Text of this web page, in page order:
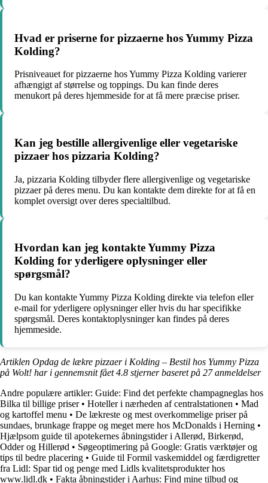
Hvad er priserne for pizzaerne hos Yummy Pizza
Kolding?
Prisniveauet for pizzaerne hos Yummy Pizza Kolding varierer
afhængigt af størrelse og toppings. Du kan finde deres
menukort på deres hjemmeside for at få mere præcise priser.
Kan jeg bestille allergivenlige eller vegetariske
pizzaer hos pizzaria Kolding?
Ja, pizzaria Kolding tilbyder flere allergivenlige og vegetariske
pizzaer på deres menu. Du kan kontakte dem direkte for at få en
komplet oversigt over deres specialtilbud.
Hvordan kan jeg kontakte Yummy Pizza
Kolding for yderligere oplysninger eller
spørgsmål?
Du kan kontakte Yummy Pizza Kolding direkte via telefon eller
e-mail for yderligere oplysninger eller hvis du har specifikke
spørgsmål. Deres kontaktoplysninger kan findes på deres
hjemmeside.
Artiklen Opdag de lækre pizzaer i Kolding – Bestil hos Yummy Pizza
på Wolt! har i gennemsnit fået4.8 stjerner baseret på 27anmeldelser
Andre populære artikler: Guide: Find det perfekte champagneglas hos
Bilka til billige priser• Hoteller i nærheden af centralstationen • Mad
og kartoffel menu • De lækreste og mest overkommelige priser på
sundaes, brunkage frappe og meget mere hos McDonalds i Herning •
Hjælpsom guide til apotekernes åbningstider i Allerød, Birkerød,
Odder og Hillerød • Søgeoptimering på Google: Gratis værktøjer og
tips til bedre placering • Guide til Formil vaskemiddel og færdigretter
fra Lidl: Spar tid og penge med Lidls kvalitetsprodukter hos
www.lidl.dk • Fakta åbningstider i Aarhus: Find mine tilbud og